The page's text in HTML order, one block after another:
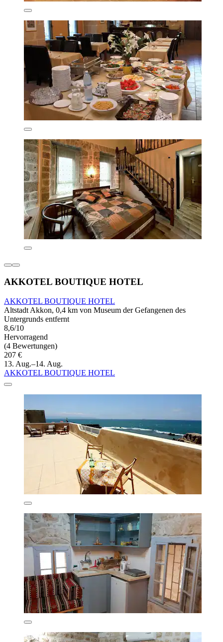
AKKOTEL BOUTIQUE HOTEL
AKKOTEL BOUTIQUE HOTEL
Altstadt Akkon, 0,4 km von Museum der Gefangenen des
Untergrunds entfernt
8,6/10
Hervorragend
(4 Bewertungen)
207 €
13. Aug.–14. Aug.
AKKOTEL BOUTIQUE HOTEL